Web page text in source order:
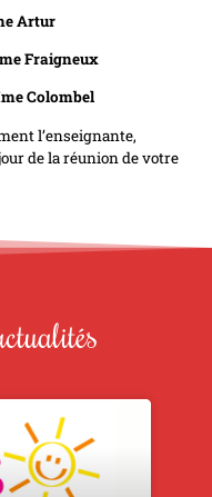
Artur
Fraigneux
Colombel
l’enseignante,
de la réunion de votre